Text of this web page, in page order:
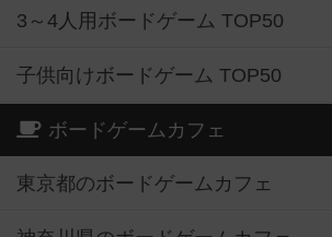
3～4人用ボードゲーム TOP50
子供向けボードゲーム TOP50
ボードゲームカフェ
東京都のボードゲームカフェ